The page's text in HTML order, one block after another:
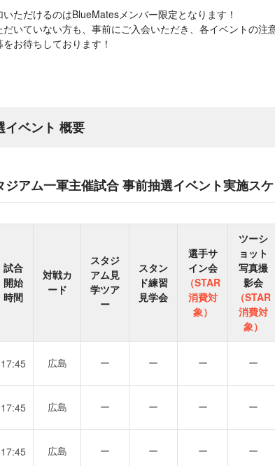
ただけるのはBlueMatesメンバー限定となります！
だいていない方も、事前にご入会いただき、各イベントの注
お待ちしております！
イベント 概要
ジアム一軍主催試合 事前抽選イベント実施ス
試合
開始
時間
対戦カ
ード
スタジ
アム見
学ツア
ー
スタン
ド練習
見学会
選手サ
イン会
（STAR
消費対
象）
ツーシ
ョット
写真撮
影会
（STAR
消費対
象）
17:45 広島 ー ー ー ー
17:45 広島 ー ー ー ー
17:45 広島 ー ー ー ー